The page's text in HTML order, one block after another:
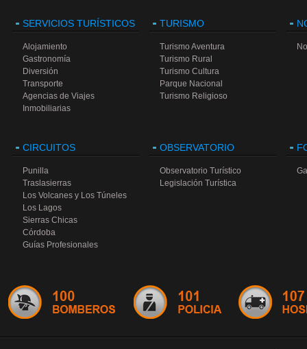
SERVICIOS TURÍSTICOS
Alojamiento
Gastronomía
Diversión
Transporte
Agencias de Viajes
Inmobiliarias
TURISMO
Turismo Aventura
Turismo Rural
Turismo Cultura
Parque Nacional
Turismo Religioso
CIRCUITOS
Punilla
Traslasierras
Los Volcanes y Los Túneles
Los Lagos
Sierras Chicas
Córdoba
Guías Profesionales
OBSERVATORIO
Observatorio Turístico
Legislación Turística